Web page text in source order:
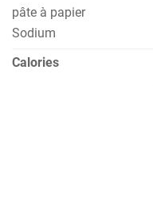
pâte à papier
Sodium
Calories